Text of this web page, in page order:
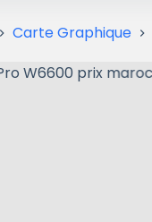
Carte Graphique